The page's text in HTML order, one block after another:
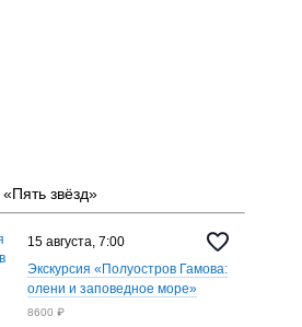
звёзд»
15 августа, 7:00
Экскурсия «Полуостров Гамова:
олени и заповедное море»
8600 ₽